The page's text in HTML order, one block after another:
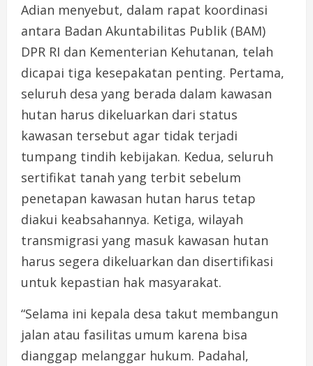
Adian menyebut, dalam rapat koordinasi
antara Badan Akuntabilitas Publik (BAM)
DPR RI dan Kementerian Kehutanan, telah
dicapai tiga kesepakatan penting. Pertama,
seluruh desa yang berada dalam kawasan
hutan harus dikeluarkan dari status
kawasan tersebut agar tidak terjadi
tumpang tindih kebijakan. Kedua, seluruh
sertifikat tanah yang terbit sebelum
penetapan kawasan hutan harus tetap
diakui keabsahannya. Ketiga, wilayah
transmigrasi yang masuk kawasan hutan
harus segera dikeluarkan dan disertifikasi
untuk kepastian hak masyarakat.
“Selama ini kepala desa takut membangun
jalan atau fasilitas umum karena bisa
dianggap melanggar hukum. Padahal,